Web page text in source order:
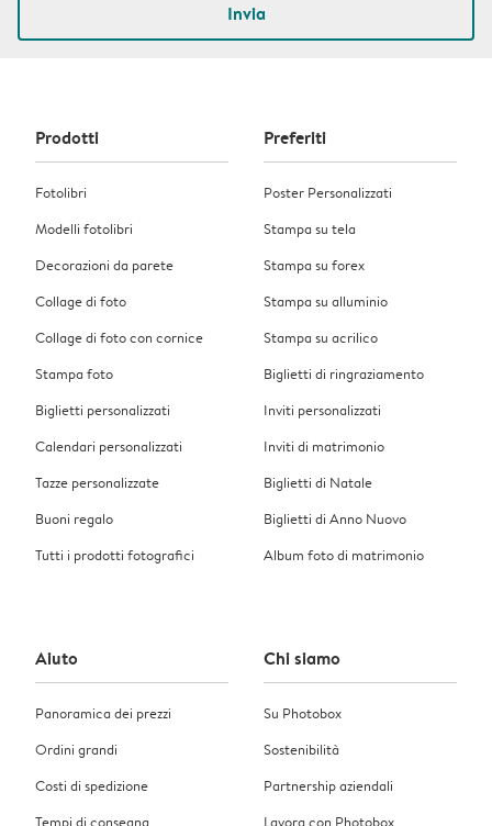
Invia
Prodotti
Fotolibri
Modelli fotolibri
Decorazioni da parete
Collage di foto
Collage di foto con cornice
Stampa foto
Biglietti personalizzati
Calendari personalizzati
Tazze personalizzate
Buoni regalo
Tutti i prodotti fotografici
Preferiti
Poster Personalizzati
Stampa su tela
Stampa su forex
Stampa su alluminio
Stampa su acrilico
Biglietti di ringraziamento
Inviti personalizzati
Inviti di matrimonio
Biglietti di Natale
Biglietti di Anno Nuovo
Album foto di matrimonio
Aiuto
Panoramica dei prezzi
Ordini grandi
Costi di spedizione
Tempi di consegna
Chi siamo
Su Photobox
Sostenibilità
Partnership aziendali
Lavora con Photobox